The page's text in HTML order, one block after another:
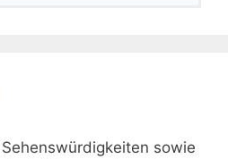
sowie